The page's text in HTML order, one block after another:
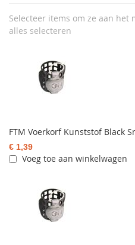
Selecteer items om ze aan het
alles selecteren
FTM Voerkorf Kunststof Black
€ 1,39
Voeg toe aan winkelwagen